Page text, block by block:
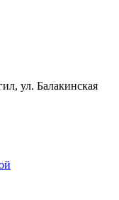
ул. Балакинская